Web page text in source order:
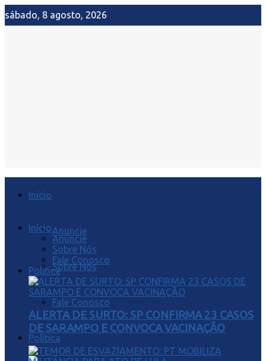
sábado, 8 agosto, 2026
Início
Anuncie
Sobre Nós
Fale Conosco
Política
Início
Anuncie
Sobre Nós
Fale Conosco
Política
ALERTA DE SURTO: SP CONFIRMA 23 CASOS
DE SARAMPO E CONVOCA VACINAÇÃO